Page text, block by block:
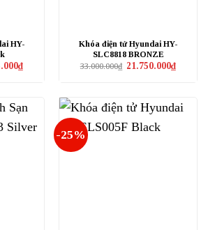
HY-
₫Giá
hiện
14.925.000₫.
Khóa điện tử Hyundai HY-
SLC8818 BRONZE
33.000.000₫ Giá
21.750.000₫Giá
hiện
-25%